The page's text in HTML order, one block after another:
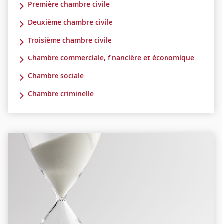
Première chambre civile
Deuxième chambre civile
Troisième chambre civile
Chambre commerciale, financière et économique
Chambre sociale
Chambre criminelle